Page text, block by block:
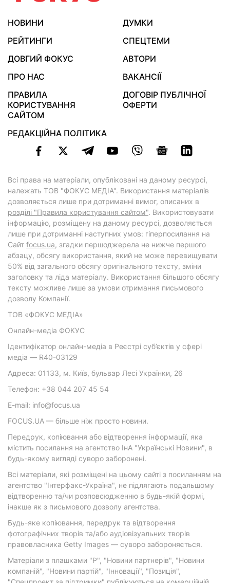
НОВИНИ
ДУМКИ
РЕЙТИНГИ
СПЕЦТЕМИ
ДОВГИЙ ФОКУС
АВТОРИ
ПРО НАС
ВАКАНСІЇ
ПРАВИЛА
КОРИСТУВАННЯ
САЙТОМ
ДОГОВІР ПУБЛІЧНОЇ
ОФЕРТИ
РЕДАКЦІЙНА ПОЛІТИКА
Всі права на матеріали, опубліковані на даному ресурсі,
належать ТОВ "ФОКУС МЕДІА". Використання матеріалів
дозволяється лише при дотриманні вимог, описаних в
розділі "Правила користування сайтом". Використовувати
інформацію, розміщену на даному ресурсі, дозволяється
лише при дотриманні наступних умов: гіперпосилання на
Cайт focus.ua, згадки першоджерела не нижче першого
абзацу, обсягу використання, який не може перевищувати
50% від загального обсягу оригінального тексту, зміни
заголовку та ліда матеріалу. Використання більшого обсягу
тексту можливе лише за умови отримання письмового
дозволу Компанії.
ТОВ «ФОКУС МЕДІА»
Онлайн-медіа ФОКУС
Ідентифікатор онлайн-медіа в Реєстрі суб’єктів у сфері
медіа — R40-03129
Адреса: 01133, м. Київ, бульвар Лесі Українки, 26
Телефон: +38 044 207 45 54
E-mail: info@focus.ua
FOCUS.UA — більше ніж просто новини.
Передрук, копіювання або відтворення інформації, яка
містить посилання на агентство ІнА "Українські Новини", в
будь-якому вигляді суворо заборонені.
Всі матеріали, які розміщені на цьому сайті з посиланням на
агентство "Інтерфакс-Україна", не підлягають подальшому
відтворенню та/чи розповсюдженню в будь-якій формі,
інакше як з письмового дозволу агентства.
Будь-яке копіювання, передрук та відтворення
фотографічних творів та/або аудіовізуальних творів
правовласника Getty Images — суворо забороняється.
Матеріали з плашками "Р", "Новини партнерів", "Новини
компаній", "Новини партій", "Інновації", "Позиція",